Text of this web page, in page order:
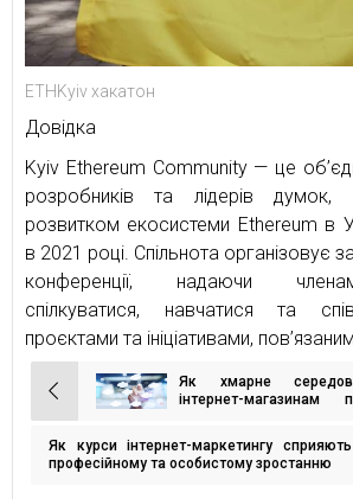
ETHKyiv хакатон
Довідка
Kyiv Ethereum Community — це
розробників та лідерів думок,
розвитком екосистеми Ethereum в
в 2021 році. Спільнота організовує
конференції, надаючи
спілкуватися, навчатися та
проєктами та ініціативами,
Навігація
записів
Як хмарне
інтернет-магазинам
Як курси інтернет-маркетингу сприяють
професійному та особистому зростанню